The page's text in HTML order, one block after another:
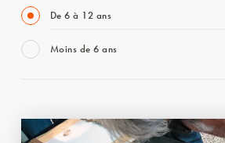
De 6 à 12 ans
Moins de 6 ans